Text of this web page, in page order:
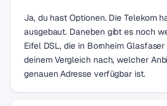
Ja, du hast Optionen. Die Telekom
ausgebaut. Daneben gibt es noch
Eifel DSL, die in Bornheim
deinem Vergleich nach, welcher
genauen Adresse verfügbar ist.